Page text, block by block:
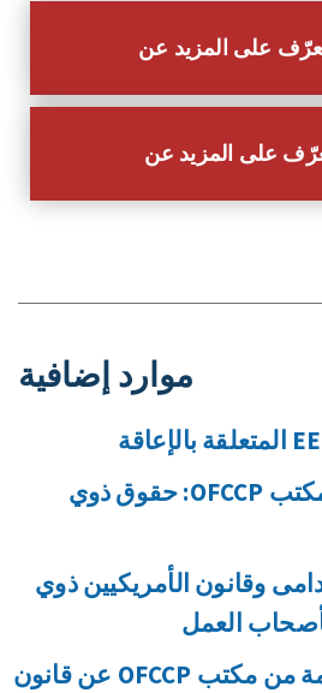
موارد إضافية
صحيفة وقائع مكتب OFCCP: حقوق ذوي
وقانون الأمريكيين ذوي
العمل
معلومات مُقدمة من مكتب OFCCP عن قانون